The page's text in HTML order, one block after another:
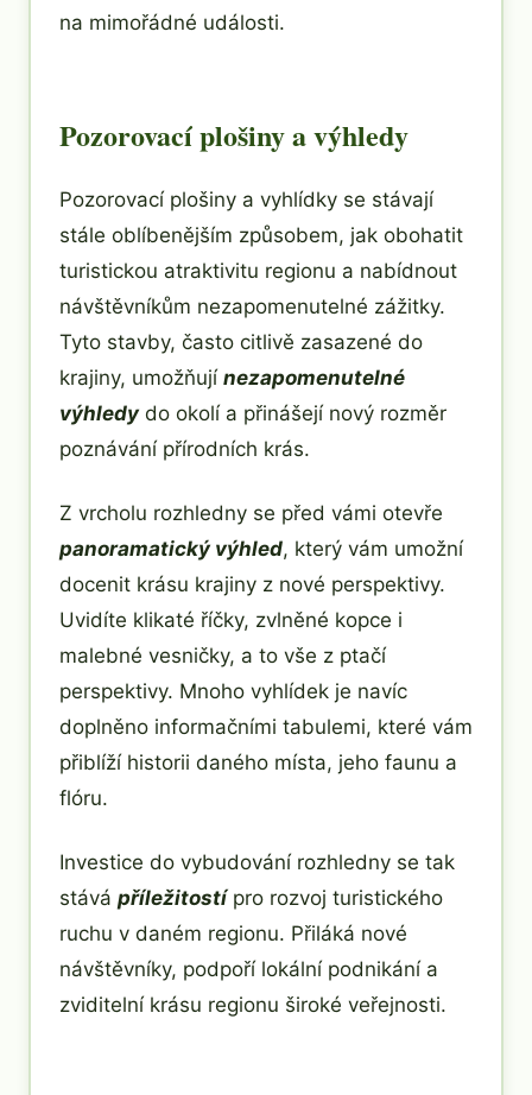
na mimořádné události.
Pozorovací plošiny a výhledy
Pozorovací plošiny a vyhlídky se stávají
stále oblíbenějším způsobem, jak obohatit
turistickou atraktivitu regionu a nabídnout
návštěvníkům nezapomenutelné zážitky.
Tyto stavby, často citlivě zasazené do
krajiny, umožňují nezapomenutelné
výhledydo okolí a přinášejí nový rozměr
poznávání přírodních krás.
Z vrcholu rozhledny se před vámi otevře
panoramatický výhled, který vám umožní
docenit krásu krajiny z nové perspektivy.
Uvidíte klikaté říčky, zvlněné kopce i
malebné vesničky, a to vše z ptačí
perspektivy. Mnoho vyhlídek je navíc
doplněno informačními tabulemi, které vám
přiblíží historii daného místa, jeho faunu a
flóru.
Investice do vybudování rozhledny se tak
stává příležitostípro rozvoj turistického
ruchu v daném regionu. Přiláká nové
návštěvníky, podpoří lokální podnikání a
zviditelní krásu regionu široké veřejnosti.